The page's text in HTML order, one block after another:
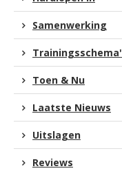
Samenwerking
Toen & Nu
Laatste Nieuws
Uitslagen
Reviews